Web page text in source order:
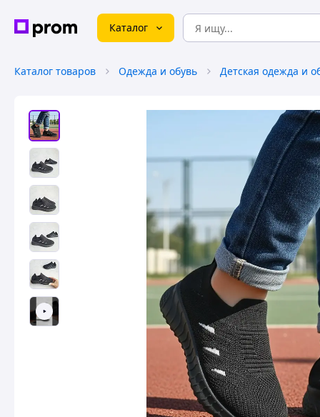
Каталог
Каталог товаров Одежда и обувь Детская одежда и